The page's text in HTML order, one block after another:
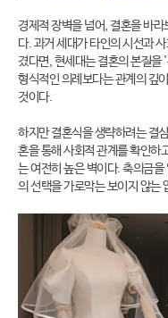
경제적 장벽을 넘어, 결혼을 바
다. 과거 세대가 타인의 시선과
겼다면, 현세대는 결혼의 본질을
형식적인 의례보다는 관계의 깊
것이다.
하지만 결혼식을 생략하려는 결
혼을 통해 사회적 관계를 확인하
는 여전히 높은 벽이다. 축의금
의 선택을 가로막는 보이지 않는